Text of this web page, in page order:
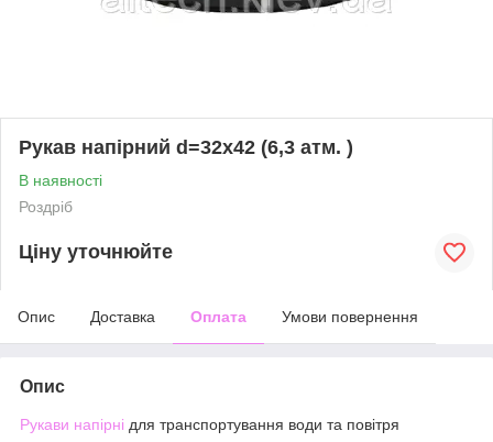
Рукав напірний d=32х42 (6,3 атм. )
В наявності
Роздріб
Ціну уточнюйте
Опис Доставка Оплата Умови повернення
Опис
Рукави напірні для транспортування води та повітря